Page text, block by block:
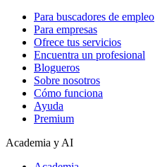
Para buscadores de empleo
Para empresas
Ofrece tus servicios
Encuentra un profesional
Blogueros
Sobre nosotros
Cómo funciona
Ayuda
Premium
Academia y AI